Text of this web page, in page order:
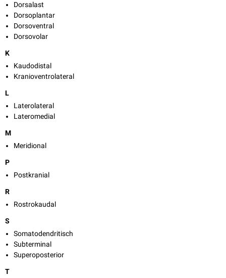
Dorsalast
Dorsoplantar
Dorsoventral
Dorsovolar
K
Kaudodistal
Kranioventrolateral
L
Laterolateral
Lateromedial
M
Meridional
P
Postkranial
R
Rostrokaudal
S
Somatodendritisch
Subterminal
Superoposterior
T